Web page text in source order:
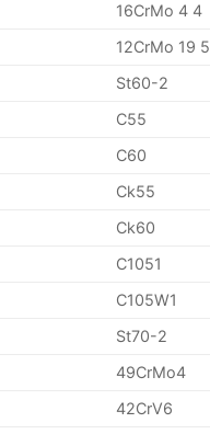
16CrMo 4 4
12CrMo 19 5
St60-2
C55
C60
Ck55
Ck60
C1051
C105W1
St70-2
49CrMo4
42CrV6